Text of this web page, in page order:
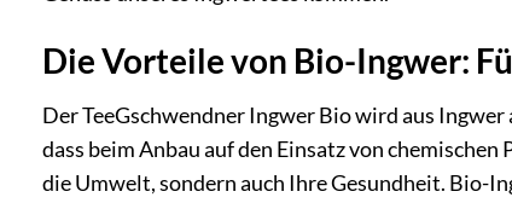
Die Vorteile von Bio-Ingwer:
Der TeeGschwendner Ingwer Bio wird aus
dass beim Anbau auf den Einsatz von
die Umwelt, sondern auch Ihre Gesundheit. Bio-